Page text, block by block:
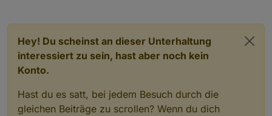
Refactoring: recursive parser for incoming data
Hey! Du scheinst an dieser Unterhaltung
interessiert zu sein, hast aber noch kein
Konto.
Hast du es satt, bei jedem Besuch durch die
gleichen Beiträge zu scrollen? Wenn du dich